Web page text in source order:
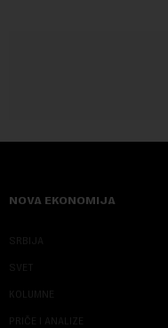
NOVA EKONOMIJA
SRBIJA
SVET
KOLUMNE
PRIČE I ANALIZE